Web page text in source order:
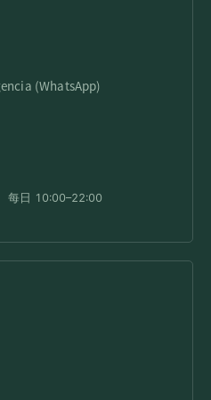
(WhatsApp)
每日 10:00–22:00